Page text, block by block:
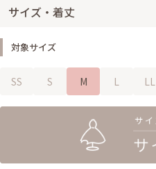
サイズ・着丈
対象サイズ
SS S M L LL